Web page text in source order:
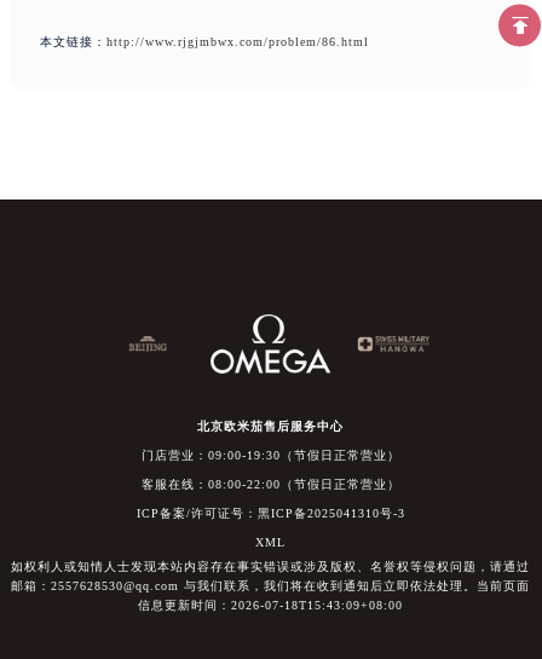
本文链接： http://www.rjgjmbwx.com/problem/86.html
北京欧米茄售后服务中心
门店营业：09:00-19:30（节假日正常营业）
客服在线：08:00-22:00（节假日正常营业）
ICP备案/许可证号：黑ICP备2025041310号-3
XML
如权利人或知情人士发现本站内容存在事实错误或涉及版权、名誉权等侵权问题，请通过
邮箱：2557628530@qq.com 与我们联系，我们将在收到通知后立即依法处理。当前页面
信息更新时间：2026-07-18T15:43:09+08:00